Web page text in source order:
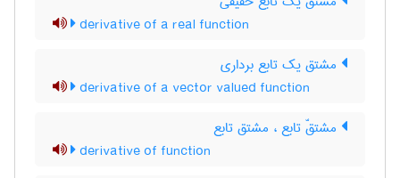
derivative of a real function
مشتق یک تابع برداری
derivative of a vector valued function
مشتقّ تابع ، مشتق تابع
derivative of function